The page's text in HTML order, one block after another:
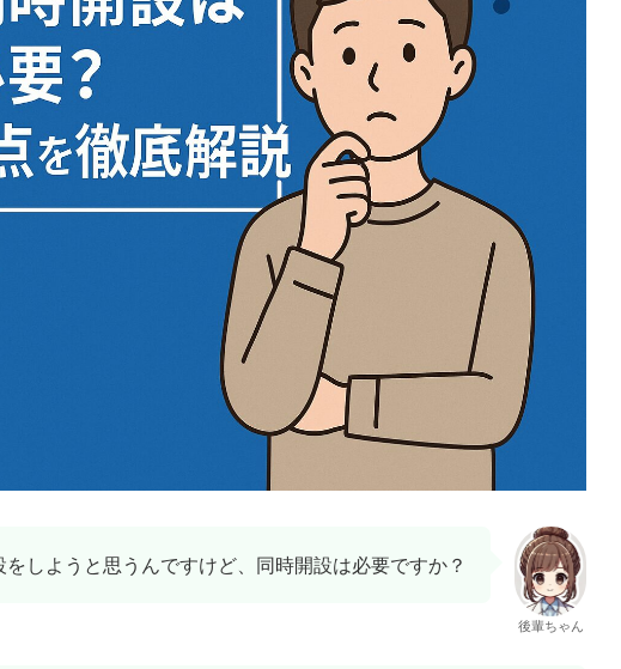
をしようと思うんですけど、同時開設は必要ですか？
後輩ちゃん